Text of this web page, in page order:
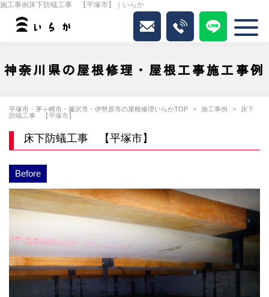
施工事例床下防蟻工事 【平塚市】｜いらか
神奈川県の屋根修理・屋根工事施工事例
平塚市・茅ヶ崎市・藤沢市・伊勢原市の屋根修理いらかTOP 施工事例
床下
防蟻工事 【平塚市】
床下防蟻工事 【平塚市】
Before